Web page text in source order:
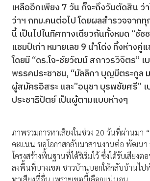
เหลืออีกเพียง 7 วัน ก็จะถึงวันตัดสิน ว่
ว่าฯ กทม.คนต่อไป โดยผลสำรวจจาก
นี้ เป็นไปในทิศทางเดียวกันทั้งหมด “ชั
แชมป์เก่า หมายเลข 9 นำโด่ง ทิ้งห่างคู่
โดยมี “ดร.โจ-ชัยวัฒน์ สถาวรวิจิตร” เ
พรรคประชาชน, “มัลลิกา บุญมีตระกูล
ผู้สมัครอิสระ และ”อนุชา บุรพชัยศรี”
ประชาธิปัตย์ เป็นผู้ตามแบบห่างๆ
ภาพรวมการหาเสียงในช่วง 20 วันที่ผ่านมา
คะแนน ขอโอกาสกลับมาสานงานต่อ พัฒนา
โครงสร้างพื้นฐานที่ได้ริเริ่มไว้ ซึ่งได้รับเสียงต
ลงพื้นที่บางเขต ชาวบ้านบอกให้กลับบ้านไป